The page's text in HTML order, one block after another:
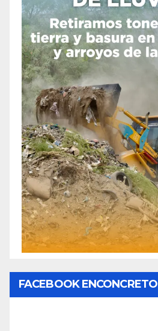
FACEBOOK ENCONCRETO